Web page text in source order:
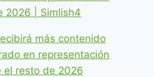
más contenido
en representación
el resto de 2026